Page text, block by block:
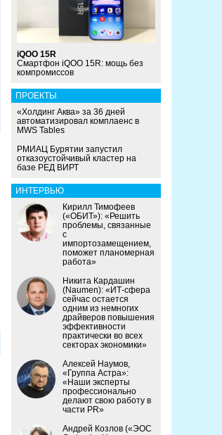
iQOO 15R
Смартфон iQOO 15R: мощь без
компромиссов
ПРОЕКТЫ
«Холдинг Аква» за 36 дней
автоматизировал комплаенс в
MWS Tables
РМИАЦ Бурятии запустил
отказоустойчивый кластер на
базе РЕД ВИРТ
ИНТЕРВЬЮ
Кирилл Тимофеев
(«ОБИТ»): «Решить
проблемы, связанные
с
импортозамещением,
поможет планомерная
работа»
Никита Кардашин
(Naumen): «ИТ-сфера
сейчас остается
одним из немногих
драйверов повышения
эффективности
практически во всех
секторах экономики»
Алексей Наумов,
«Группа Астра»:
«Наши эксперты
профессионально
делают свою работу в
части PR»
Андрей Козлов («ЭОС